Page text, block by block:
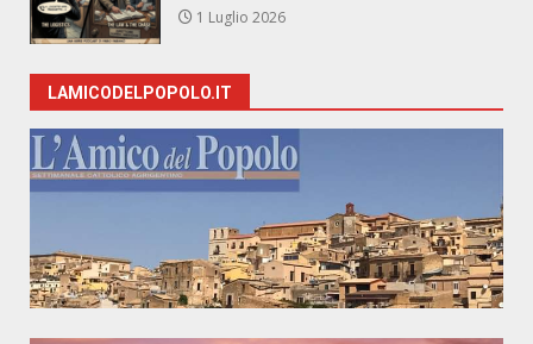
1 Luglio 2026
LAMICODELPOPOLO.IT